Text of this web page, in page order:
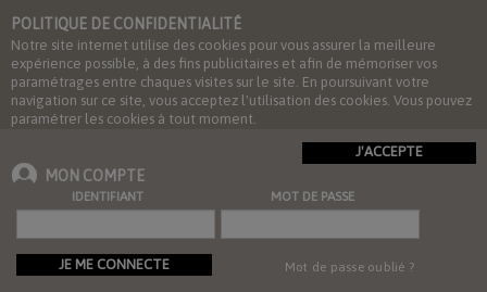
POLITIQUE DE CONFIDENTIALITÉ
Notre site internet utilise des cookies pour vous assurer la meilleure
expérience possible, à des fins publicitaires et afin de mémoriser vos
paramétrages entre chaques visites sur le site. En poursuivant votre
navigation sur ce site, vous acceptez l'utilisation des cookies. Vous pouvez
paramétrer les cookies à tout moment.
J'ACCEPTE
MON COMPTE
IDENTIFIANT MOT DE PASSE
JE ME CONNECTE Mot de passe oublié ?